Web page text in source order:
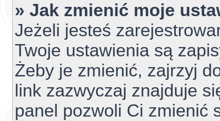
» Jak zmienić moje
Jeżeli jesteś
Twoje ustawienia są
Żeby je zmienić, zajrzyj
link zazwyczaj znajduje
panel pozwoli Ci zmienić